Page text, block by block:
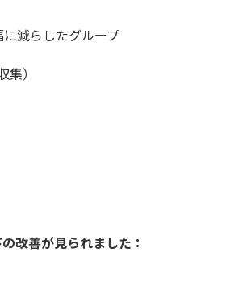
減らしたグループ
集）
改善が見られました：